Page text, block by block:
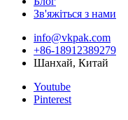
Зв'яжіться з нами
info@vkpak.com
+86-18912389279
Шанхай, Китай
Youtube
Pinterest